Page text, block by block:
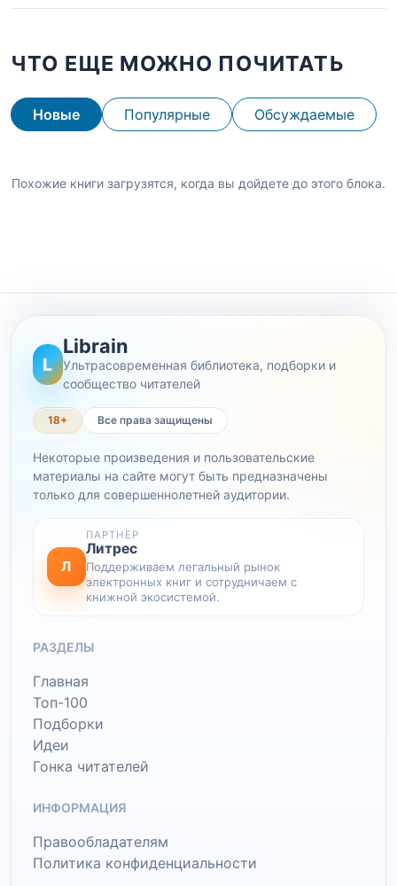
ЧТО ЕЩЕ МОЖНО ПОЧИТАТЬ
Новые Популярные Обсуждаемые
Похожие книги загрузятся, когда вы дойдете до этого блока.
L
Librain
Ультрасовременная библиотека, подборки и
сообщество читателей
18+ Все права защищены
Некоторые произведения и пользовательские
материалы на сайте могут быть предназначены
только для совершеннолетней аудитории.
Л
ПАРТНЕР
Литрес
Поддерживаем легальный рынок
электронных книг и сотрудничаем с
книжной экосистемой.
РАЗДЕЛЫ
Главная
Топ-100
Подборки
Идеи
Гонка читателей
ИНФОРМАЦИЯ
Правообладателям
Политика конфиденциальности